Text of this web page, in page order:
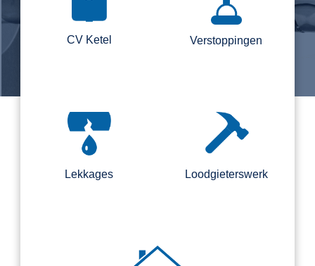
CV Ketel Verstoppingen
Lekkages Loodgieterswerk